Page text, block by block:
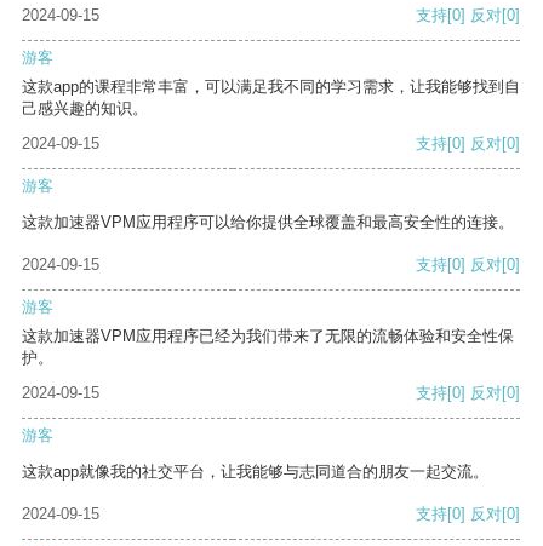
2024-09-15
支持[0] 反对[0]
游客
这款app的课程非常丰富，可以满足我不同的学习需求，让我能够找到自
己感兴趣的知识。
2024-09-15
支持[0] 反对[0]
游客
这款加速器VPM应用程序可以给你提供全球覆盖和最高安全性的连接。
2024-09-15 支持[0] 反对[0]
游客
这款加速器VPM应用程序已经为我们带来了无限的流畅体验和安全性保
护。
2024-09-15
支持[0] 反对[0]
游客
这款app就像我的社交平台，让我能够与志同道合的朋友一起交流。
2024-09-15 支持[0] 反对[0]